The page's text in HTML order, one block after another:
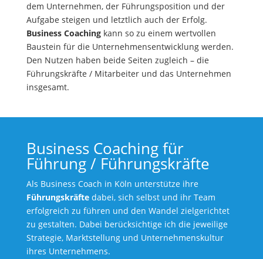
dem Unternehmen, der Führungsposition und der
Aufgabe steigen und letztlich auch der Erfolg.
Business Coachingkann so zu einem wertvollen
Baustein für die Unternehmensentwicklung werden.
Den Nutzen haben beide Seiten zugleich – die
Führungskräfte / Mitarbeiter und das Unternehmen
insgesamt.
Business Coaching für
Führung / Führungskräfte
Als Business Coach in Köln unterstütze ihre
Führungskräftedabei, sich selbst und ihr Team
erfolgreich zu führen und den Wandel zielgerichtet
zu gestalten. Dabei berücksichtige ich die jeweilige
Strategie, Marktstellung und Unternehmenskultur
ihres Unternehmens.